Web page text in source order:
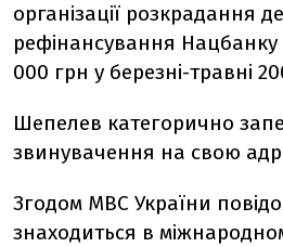
організації розкрадання
рефінансування Нацбанку
000 грн у березні-травні
Шепелев категорично
звинувачення на свою
Згодом МВС України
знаходиться в